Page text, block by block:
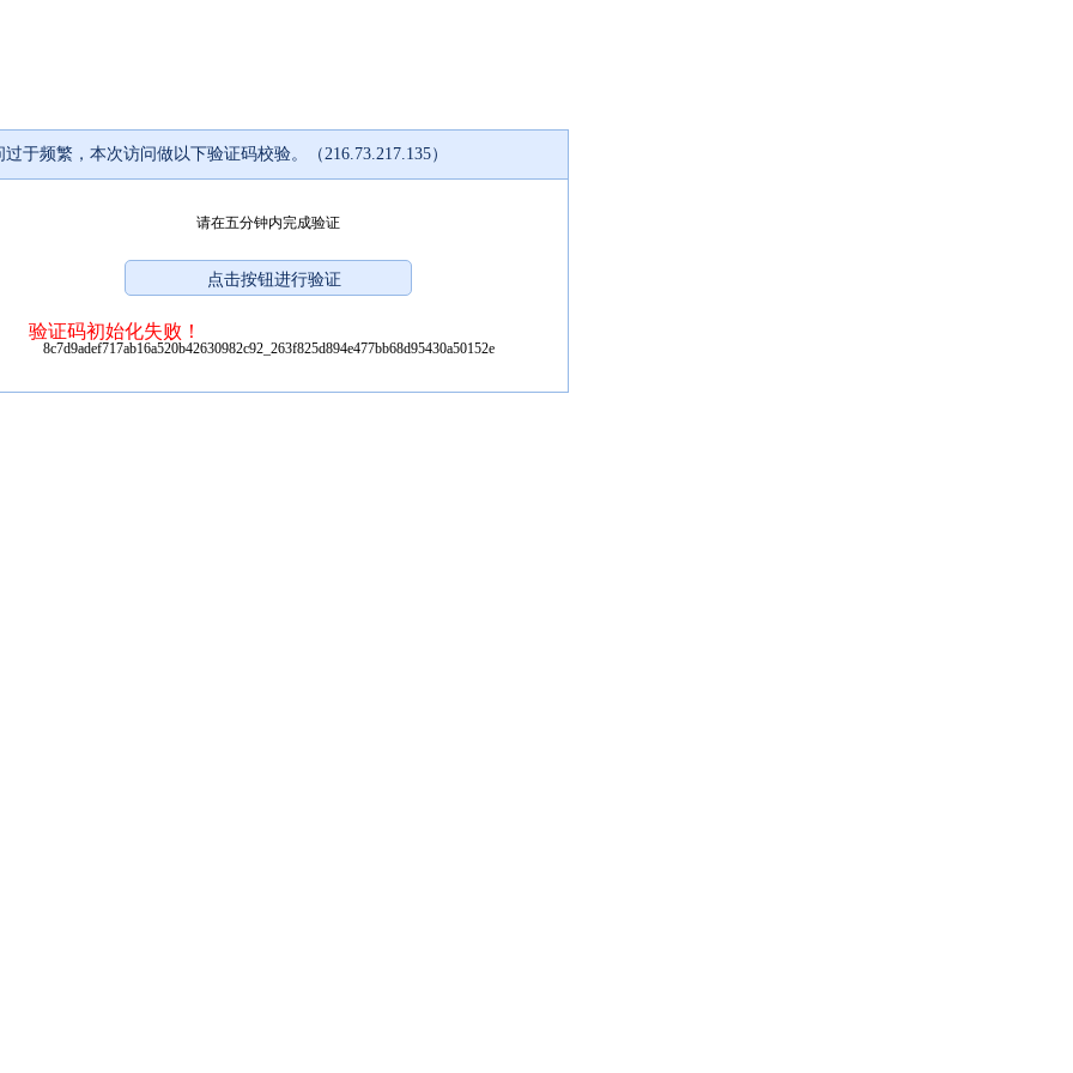
过于频繁，本次访问做以下验证码校验。（216.73.217.135）
请在五分钟内完成验证
验证码初始化失败！
8c7d9adef717ab16a520b42630982c92_263f825d894e477bb68d95430a50152e